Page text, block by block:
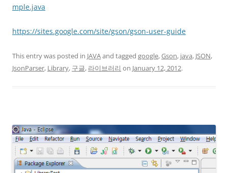
mple.java
https://sites.google.com/site/gson/gson-user-guide
This entry was posted in JAVAand tagged google,Gson, java, JSON,
JsonParser, Library, 구글, 라이브러리 on January 12, 2012.